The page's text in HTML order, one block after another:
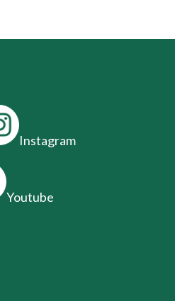
Instagram
Youtube